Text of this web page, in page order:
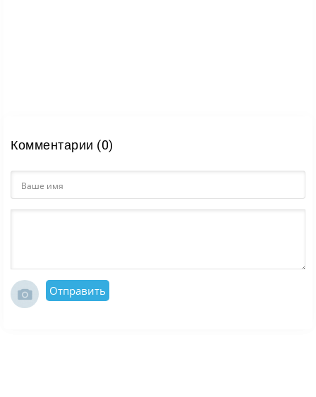
Комментарии (0)
Отправить